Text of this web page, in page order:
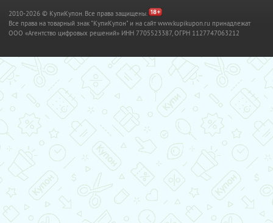
2010-2026 © КупиКупон. Все права защищены.
Все права на товарный знак "КупиКупон" и на сайт www.kupikupon.ru принадлежат
OOO «Агентство цифровых решений» ИНН 7705523387, ОГРН 1127747063212